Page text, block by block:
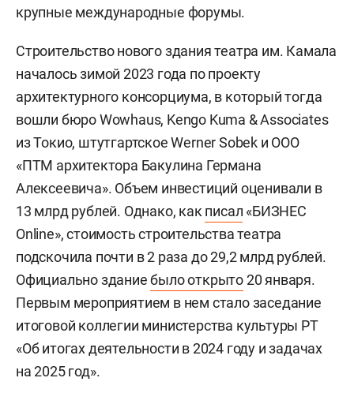
крупные международные форумы.
Строительство нового здания театра им. Камала
началось зимой 2023 года по проекту
архитектурного консорциума, в который тогда
вошли бюро Wowhaus, Kengo Kuma & Associates
из Токио, штутгартское Werner Sobek и ООО
«ПТМ архитектора Бакулина Германа
Алексеевича». Объем инвестиций оценивали в
13 млрд рублей. Однако, какписал «БИЗНЕС
Online», стоимость строительства театра
подскочила почти в 2 раза до 29,2 млрд рублей.
Официально зданиебыло открыто20 января.
Первым мероприятием в нем стало заседание
итоговой коллегии министерства культуры РТ
«Об итогах деятельности в 2024 году и задачах
на 2025 год».